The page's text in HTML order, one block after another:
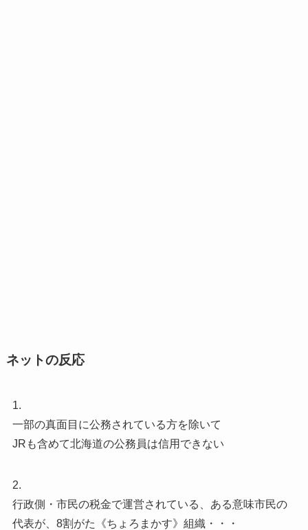
ネットの反応
1.
一部の真面目に公務されている方を除いて
JRも含めて北海道の公務員は信用できない
2.
行政側・市民の税金で運営されている、ある意味市民の
代表が、8割がた《ちょろまかす》組織・・・